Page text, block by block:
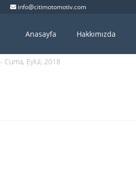
info@citimotomotiv.com
Anasayfa Hakkımızda
- Cuma, Eylül, 2018